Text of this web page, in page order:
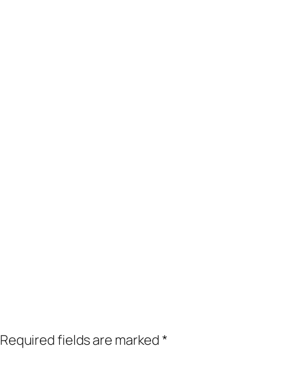
Required fields are marked*